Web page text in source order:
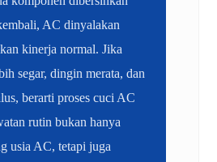
AC dinyalakan
kinerja normal. Jika
segar, dingin merata, dan
berarti proses cuci AC
rutin bukan hanya
usia AC, tetapi juga